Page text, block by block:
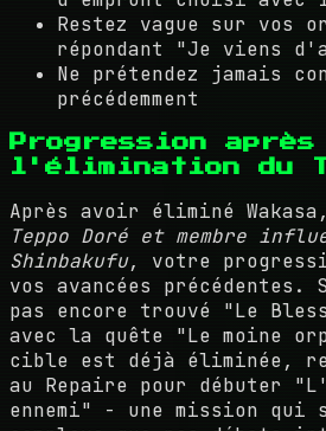
Restez vague sur vos
répondant "Je viens
Ne prétendez jamais
précédemment
Progression après
l'élimination du
Après avoir éliminé
Teppo Doré et membre
Shinbakufu, votre
vos avancées précédentes.
pas encore trouvé "Le
avec la quête "Le moine
cible est déjà éliminée,
au Repaire pour débuter
ennemi" - une mission qui